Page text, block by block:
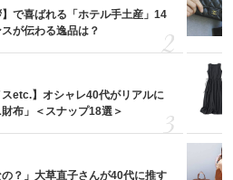
】で喜ばれる「ホテル手土産」14
が伝わる逸品は？
スetc.】オシャレ40代がリアルに
布」＜スナップ18選＞
の？」大草直子さんが40代に推す